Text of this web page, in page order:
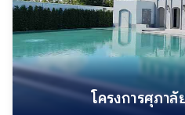
โครงการศุภา